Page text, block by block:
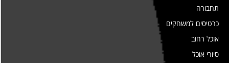
תחבורה
כרטיסים למשחקים
אוכל רחוב
סיורי אוכל